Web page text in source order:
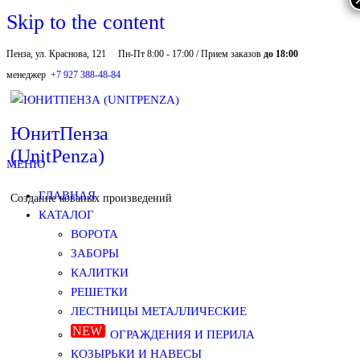
Skip to the content
Пенза, ул. Краснова, 121 Пн-Пт 8:00 - 17:00 / Прием заказов до 18:00
менеджер +7 927 388-48-84
ЮнитПенза
(UnitPenza)
Создание кованых произведений
МЕНЮ
ГЛАВНАЯ
КАТАЛОГ
ВОРОТА
ЗАБОРЫ
КАЛИТКИ
РЕШЕТКИ
ЛЕСТНИЦЫ МЕТАЛЛИЧЕСКИЕ
ОГРАЖДЕНИЯ И ПЕРИЛА
КОЗЫРЬКИ И НАВЕСЫ